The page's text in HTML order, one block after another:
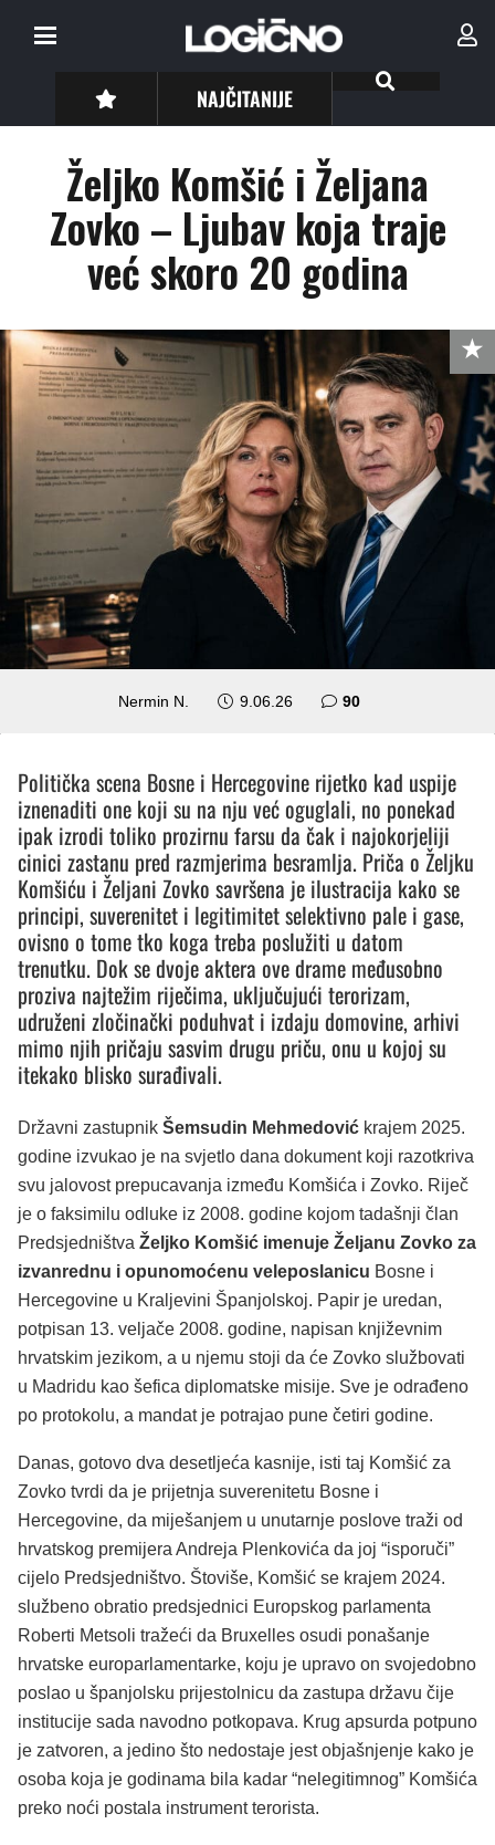
NAJČITANIJE
Željko Komšić i Željana
Zovko – Ljubav koja traje
već skoro 20 godina
Nermin N. 9.06.26 90komentara
Politička scena Bosne i Hercegovine rijetko kad uspije
iznenaditi one koji su na nju već oguglali, no ponekad
ipak izrodi toliko prozirnu farsu da čak i najokorjeliji
cinici zastanu pred razmjerima besramlja. Priča o Željku
Komšiću i Željani Zovko savršena je ilustracija kako se
principi, suverenitet i legitimitet selektivno pale i gase,
ovisno o tome tko koga treba poslužiti u datom
trenutku. Dok se dvoje aktera ove drame međusobno
proziva najtežim riječima, uključujući terorizam,
udruženi zločinački poduhvat i izdaju domovine, arhivi
mimo njih pričaju sasvim drugu priču, onu u kojoj su
itekako blisko surađivali.
Državni zastupnik Šemsudin Mehmedović krajem 2025.
godine izvukao je na svjetlo dana dokument koji razotkriva
svu jalovost prepucavanja između Komšića i Zovko. Riječ
je o faksimilu odluke iz 2008. godine kojom tadašnji član
Predsjedništva Željko Komšić imenuje Željanu Zovko za
izvanrednu i opunomoćenu veleposlanicu Bosne i
Hercegovine u Kraljevini Španjolskoj. Papir je uredan,
potpisan 13. veljače 2008. godine, napisan književnim
hrvatskim jezikom, a u njemu stoji da će Zovko službovati
u Madridu kao šefica diplomatske misije. Sve je odrađeno
po protokolu, a mandat je potrajao pune četiri godine.
Danas, gotovo dva desetljeća kasnije, isti taj Komšić za
Zovko tvrdi da je prijetnja suverenitetu Bosne i
Hercegovine, da miješanjem u unutarnje poslove traži od
hrvatskog premijera Andreja Plenkovića da joj “isporuči”
cijelo Predsjedništvo. Štoviše, Komšić se krajem 2024.
službeno obratio predsjednici Europskog parlamenta
Roberti Metsoli tražeći da Bruxelles osudi ponašanje
hrvatske europarlamentarke, koju je upravo on svojedobno
poslao u španjolsku prijestolnicu da zastupa državu čije
institucije sada navodno potkopava. Krug apsurda potpuno
je zatvoren, a jedino što nedostaje jest objašnjenje kako je
osoba koja je godinama bila kadar “nelegitimnog” Komšića
preko noći postala instrument terorista.